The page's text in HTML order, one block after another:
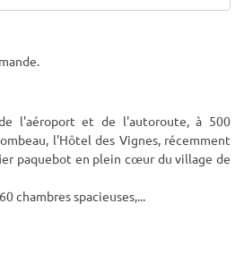
l'aéroport et de l'autoroute, à 500
l'Hôtel des Vignes, récemment
paquebot en plein cœur du village de
chambres spacieuses,...